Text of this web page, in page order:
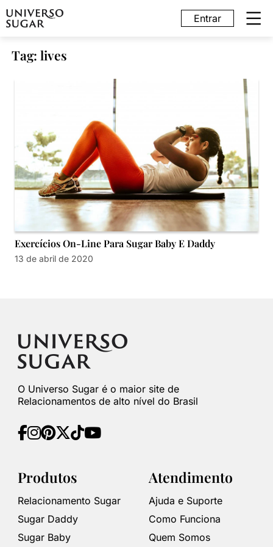
Entrar
Tag: lives
Exercícios On-Line Para Sugar Baby E Daddy
13 de abril de 2020
O Universo Sugar é o maior site de
Relacionamentos de alto nível do Brasil
Produtos
Relacionamento Sugar
Sugar Daddy
Sugar Baby
Atendimento
Ajuda e Suporte
Como Funciona
Quem Somos